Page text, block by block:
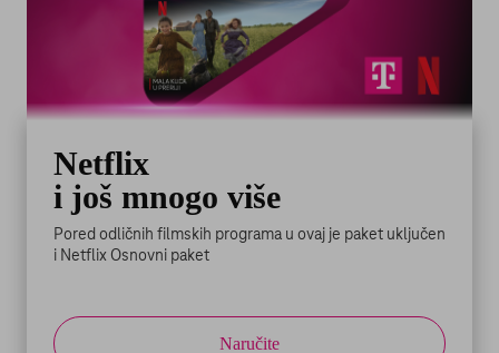
Netflix
i još mnogo više
Pored odličnih filmskih programa u ovaj je paket uključen
i Netflix Osnovni paket
Naručite